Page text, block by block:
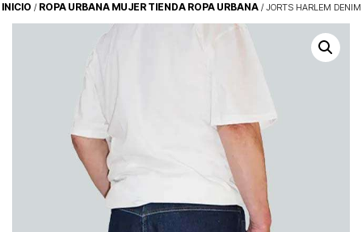
INICIO / ROPA URBANA MUJER TIENDA ROPA URBANA/ JORTS HARLEM DENIM